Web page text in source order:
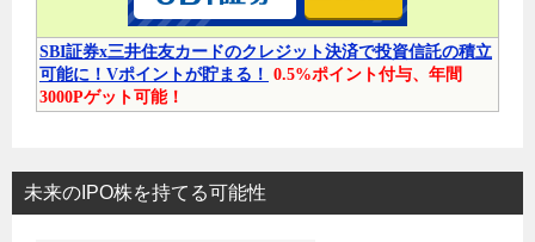
SBI証券x三井住友カードのクレジット決済で投資信託の積立
可能に！Vポイントが貯まる！ 0.5%ポイント付与、年間
3000Pゲット可能！
未来のIPO株を持てる可能性